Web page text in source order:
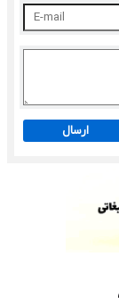
ارسال